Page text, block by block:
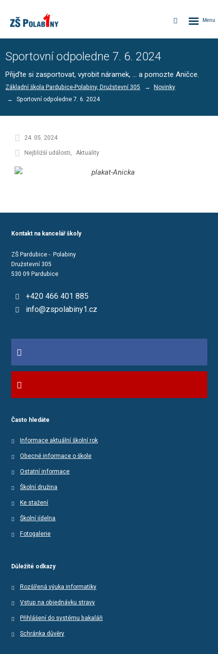
Vyhledávání
Sportovní odpoledne 7. 6. 2024
Přijďte si zasportovat, vyrobit náramek, ... a pomozte Aničce.
Základní škola Pardubice-Polabiny, Družstevní 305
Novinky
Sportovní odpoledne 7. 6. 2024
24. 05. 2024
Nejbližší události Aktuality
Kontakt na kancelář školy
ZŠ Pardubice - Polabiny
Družstevní 305
530 09 Pardubice
+420 466 401 885
info@zspolabiny1.cz
Často hledáte
Informace aktuální školní rok
Obecné informace o škole
Ostatní informace
Školní družina
Ke stažení
Školní jídelna
Fotogalerie
Důležité odkazy
Rozšířená výuka informatiky
Vstup na objednávku stravy
Přihlášení do systému bakaláři
Schránka důvěry